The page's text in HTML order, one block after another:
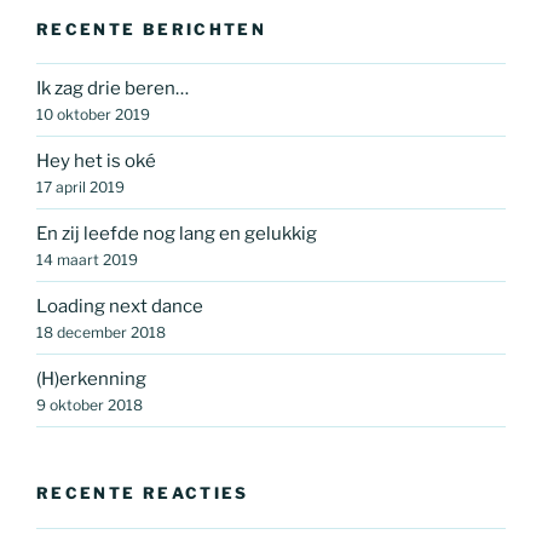
RECENTE BERICHTEN
Ik zag drie beren…
10 oktober 2019
Hey het is oké
17 april 2019
En zij leefde nog lang en gelukkig
14 maart 2019
Loading next dance
18 december 2018
(H)erkenning
9 oktober 2018
RECENTE REACTIES